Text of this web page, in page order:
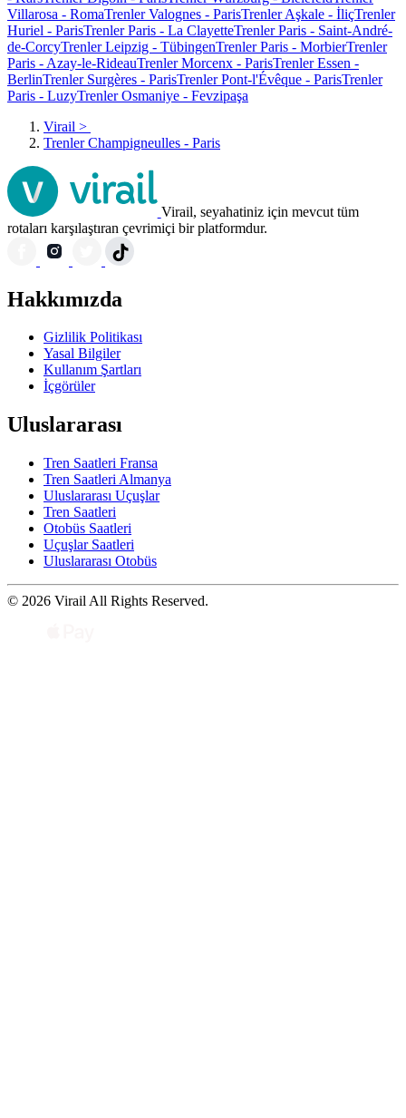
Villarosa - RomaTrenler Valognes - ParisTrenler Aşkale - İliçTrenler
Huriel - ParisTrenler Paris - La ClayetteTrenler Paris - Saint-André-
de-CorcyTrenler Leipzig - TübingenTrenler Paris - MorbierTrenler
Paris - Azay-le-RideauTrenler Morcenx - ParisTrenler Essen -
BerlinTrenler Surgères - ParisTrenler Pont-l'Évêque - ParisTrenler
Paris - LuzyTrenler Osmaniye - Fevzipaşa
Virail >
Trenler Champigneulles - Paris
Virail, seyahatiniz için mevcut tüm
rotaları karşılaştıran çevrimiçi bir platformdur.
Hakkımızda
Gizlilik Politikası
Yasal Bilgiler
Kullanım Şartları
İçgörüler
Uluslararası
Tren Saatleri Fransa
Tren Saatleri Almanya
Uluslararası Uçuşlar
Tren Saatleri
Otobüs Saatleri
Uçuşlar Saatleri
Uluslararası Otobüs
© 2026 Virail All Rights Reserved.